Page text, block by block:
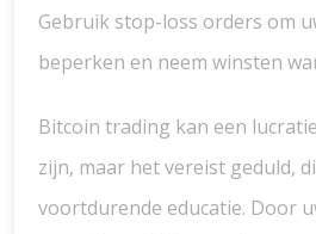
Gebruik stop-loss orders om
beperken en neem winsten
Bitcoin trading kan een
zijn, maar het vereist geduld,
voortdurende educatie. Door